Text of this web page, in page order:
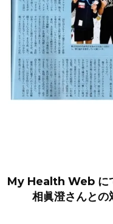
My Health Web に
相眞澄さんとの